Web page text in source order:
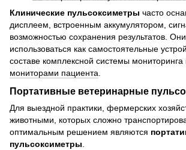
Клинические пульсоксиметры часто
дисплеем, встроенным аккумулятором,
возможностью сохранения результатов.
использоваться как самостоятельные
составе комплексной системы мониторинга
мониторами пациента
Портативные ветеринарные
Для выездной практики, фермерских
животными, которых сложно
оптимальным решением являются
пульсоксиметры.